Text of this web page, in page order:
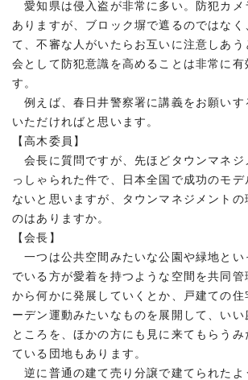
愛知県は侵入盗が非常に多い。防犯カメ
ありますが、ブロック塀で遮るのではなく
て、不審な人がいたらお互いに注意しあう
会として防犯意識を高めることは非常に有
す。
例えば、春日井警察署に講義をお願いす
いただければと思います。
【高木委員】
会長に質問ですが、先ほどタウンマネジ
っしゃられた件で、日本全国で成功のモデ
ないと思いますが、タウンマネジメントの
のはありますか。
【会長】
一つは公共空間みたいな公園や緑地とい
でいる方が愛着を持つような空間を共同管
から何かに発展していくとか、戸建ての
ーデン運動みたいなものを展開して、いい
ところを、ほかの方にも見に来てもらうみ
ている団地もあります。
逆に普通の建て売り分譲で建てられたよ